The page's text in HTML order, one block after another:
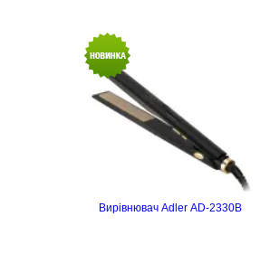
Вирівнювач Adler AD-2330B